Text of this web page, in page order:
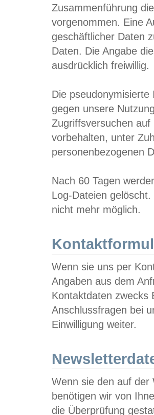
Zusammenführung
vorgenommen. Eine
geschäftlicher Daten
Daten. Die Angabe
ausdrücklich freiwillig.
Die
gegen unsere
Zugriffsversuchen
vorbehalten, unter
personenbezogenen
Nach 60 Tagen
Log-Dateien
nicht mehr möglich.
Wenn sie uns per
Angaben aus dem
Kontaktdaten zwecks
Anschlussfragen bei
Einwilligung weiter.
Wenn sie den auf der
benötigen wir von
die Überprüfung